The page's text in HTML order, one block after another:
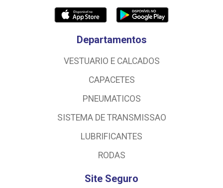
Departamentos
VESTUARIO E CALCADOS
CAPACETES
PNEUMATICOS
SISTEMA DE TRANSMISSAO
LUBRIFICANTES
RODAS
Site Seguro